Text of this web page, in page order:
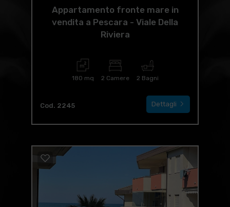
Appartamento fronte mare in
vendita a Pescara - Viale Della
Riviera
180 mq 2 Camere 2 Bagni
Cod. 2245 Dettagli